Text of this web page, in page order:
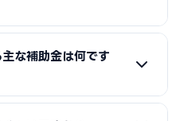
採択率が大きく変わりま
項目を押さえた計画書の作
ートを受けられます。本業に
な補助金は何です
IT導入補助金」「小規模事